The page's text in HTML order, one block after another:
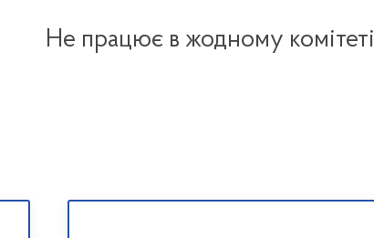
Не працює в жодному комітеті